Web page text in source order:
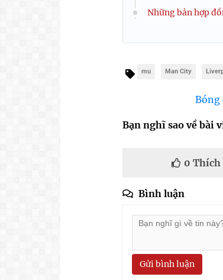
Những bản hợp
mu Man City
Bóng
Bạn nghĩ sao về bài
0 Thích
Bình luận
Gửi bình luận